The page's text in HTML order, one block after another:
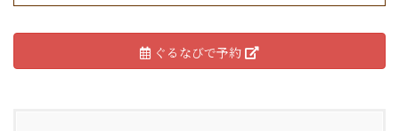
ぐるなびで予約